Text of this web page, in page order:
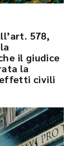
578,
il giudice
la
effetti civili